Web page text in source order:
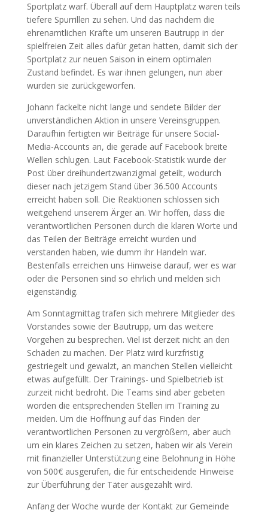
Sportplatz warf. Überall auf dem Hauptplatz waren teils
tiefere Spurrillen zu sehen. Und das nachdem die
ehrenamtlichen Kräfte um unseren Bautrupp in der
spielfreien Zeit alles dafür getan hatten, damit sich der
Sportplatz zur neuen Saison in einem optimalen
Zustand befindet. Es war ihnen gelungen, nun aber
wurden sie zurückgeworfen.
Johann fackelte nicht lange und sendete Bilder der
unverständlichen Aktion in unsere Vereinsgruppen.
Daraufhin fertigten wir Beiträge für unsere Social-
Media-Accounts an, die gerade auf Facebook breite
Wellen schlugen. Laut Facebook-Statistik wurde der
Post über dreihundertzwanzigmal geteilt, wodurch
dieser nach jetzigem Stand über 36.500 Accounts
erreicht haben soll. Die Reaktionen schlossen sich
weitgehend unserem Ärger an. Wir hoffen, dass die
verantwortlichen Personen durch die klaren Worte und
das Teilen der Beiträge erreicht wurden und
verstanden haben, wie dumm ihr Handeln war.
Bestenfalls erreichen uns Hinweise darauf, wer es war
oder die Personen sind so ehrlich und melden sich
eigenständig.
Am Sonntagmittag trafen sich mehrere Mitglieder des
Vorstandes sowie der Bautrupp, um das weitere
Vorgehen zu besprechen. Viel ist derzeit nicht an den
Schäden zu machen. Der Platz wird kurzfristig
gestriegelt und gewalzt, an manchen Stellen vielleicht
etwas aufgefüllt. Der Trainings- und Spielbetrieb ist
zurzeit nicht bedroht. Die Teams sind aber gebeten
worden die entsprechenden Stellen im Training zu
meiden. Um die Hoffnung auf das Finden der
verantwortlichen Personen zu vergrößern, aber auch
um ein klares Zeichen zu setzen, haben wir als Verein
mit finanzieller Unterstützung eine Belohnung in Höhe
von 500€ ausgerufen, die für entscheidende Hinweise
zur Überführung der Täter ausgezahlt wird.
Anfang der Woche wurde der Kontakt zur Gemeinde